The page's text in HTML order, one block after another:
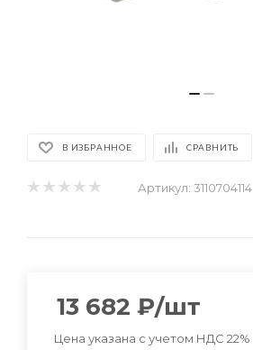
В ИЗБРАННОЕ СРАВНИТЬ
Артикул: 3110704114
13 682 ₽/шт
Цена указана с учетом НДС 22%